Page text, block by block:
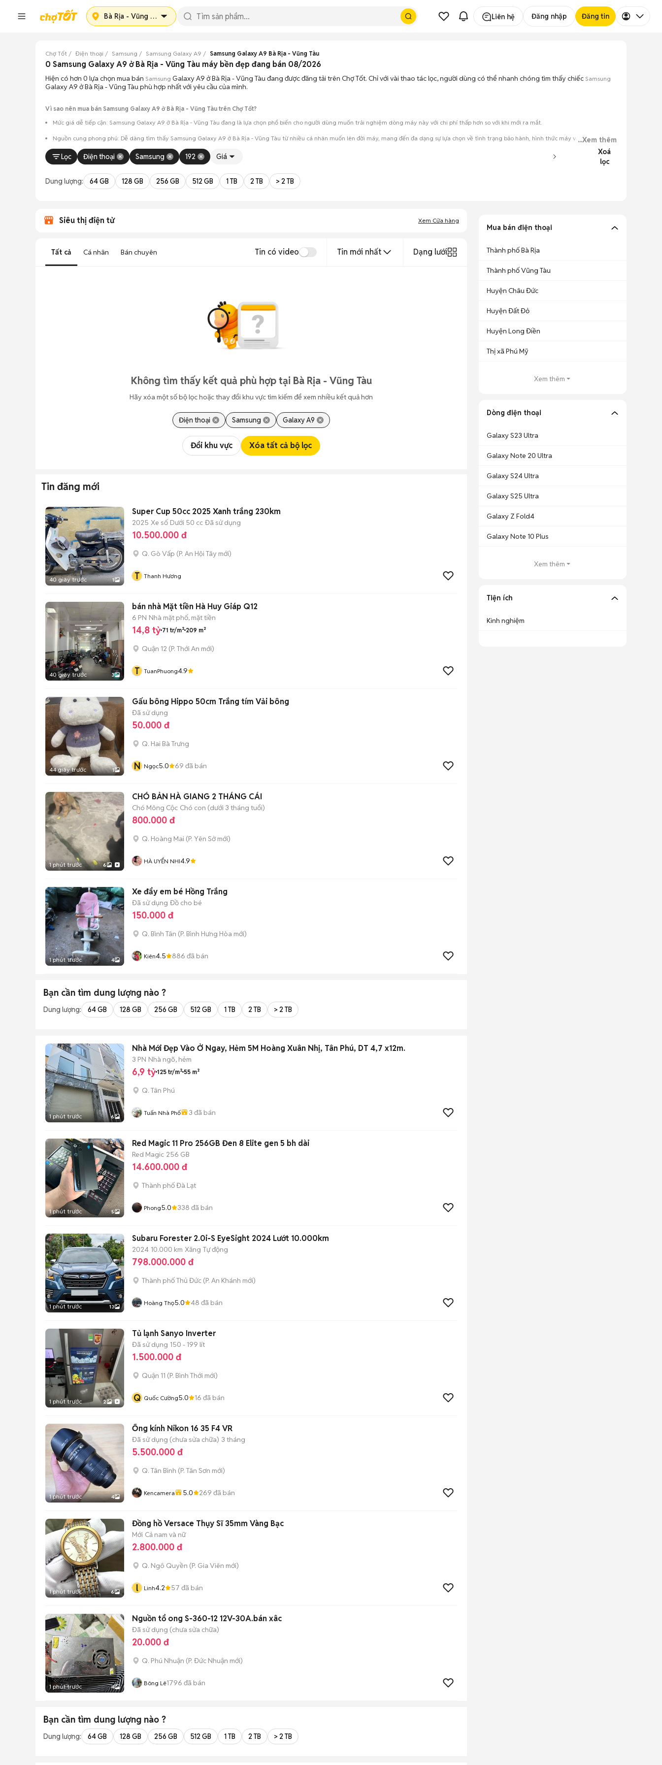
Bà Rịa - Vũng Tàu Liên hệ Đăng nhập Đăng tin
Chợ Tốt Điện thoại Samsung Samsung Galaxy A9 Samsung Galaxy A9 Bà Rịa - Vũng Tàu
0 Samsung Galaxy A9 ở Bà Rịa - Vũng Tàu máy bền đẹp đang bán 08/2026
Hiện có hơn 0 lựa chọn mua bán Samsung Galaxy A9 ở Bà Rịa - Vũng Tàu đang được đăng tải trên Chợ Tốt. Chỉ với vài thao tác lọc, người dùng có thể nhanh chóng tìm thấy chiếc Samsung
Galaxy A9 ở Bà Rịa - Vũng Tàu phù hợp nhất với yêu cầu của mình.
Vì sao nên mua bán Samsung Galaxy A9 ở Bà Rịa - Vũng Tàu trên Chợ Tốt?
Mức giá dễ tiếp cận: Samsung Galaxy A9 ở Bà Rịa - Vũng Tàu đang là lựa chọn phổ biến cho người dùng muốn trải nghiệm dòng máy này với chi phí thấp hơn so với khi mới ra mắt.
Nguồn cung phong phú: Dễ dàng tìm thấy Samsung Galaxy A9 ở Bà Rịa - Vũng Tàu từ nhiều cá nhân muốn lên đời máy, mang đến đa dạng sự lựa chọn về tình trạng bảo hành, hình thức máy và màu sắc.
Giao dịch minh bạch: Việc gặp gỡ trực tiếp giúp người mua đánh giá chính xác hiệu năng thực tế của máy so với mô tả trên tin đăng.
...Xem thêm
Lọc
Điện thoại Samsung 192 Giá
Xoá
lọc
Dung lượng: 64 GB 128 GB 256 GB 512 GB 1 TB 2 TB > 2 TB
Siêu thị điện tử Xem Cửa hàng
Tất cả Cá nhân Bán chuyên Tin có video Tin mới nhất Dạng lưới
Không tìm thấy kết quả phù hợp tại Bà Rịa - Vũng Tàu
Hãy xóa một số bộ lọc hoặc thay đổi khu vực tìm kiếm để xem nhiều kết quả hơn
Điện thoại Samsung Galaxy A9
Đổi khu vực Xóa tất cả bộ lọc
Tin đăng mới
40 giây trước 1
Super Cup 50cc 2025 Xanh trắng 230km
2025 Xe số Dưới 50 cc Đã sử dụng
10.500.000 đ
Q. Gò Vấp (P. An Hội Tây mới)
T Thanh Hương
40 giây trước 3
bán nhà Mặt tiền Hà Huy Giáp Q12
6 PN Nhà mặt phố, mặt tiền
14,8 tỷ 71 tr/m² 209 m²
Quận 12 (P. Thới An mới)
T TuanPhuong4.9
44 giây trước 1
Gấu bông Hippo 50cm Trắng tím Vải bông
Đã sử dụng
50.000 đ
Q. Hai Bà Trưng
N Ngọc5.0 69 đã bán
1 phút trước 6
CHÓ BẢN HÀ GIANG 2 THÁNG CÁI
Chó Mông Cộc Chó con (dưới 3 tháng tuổi)
800.000 đ
Q. Hoàng Mai (P. Yên Sởmới)
HÀ UYỂN NHI4.9
1 phút trước 4
Xe đẩy em bé Hồng Trắng
Đã sử dụng Đồ cho bé
150.000 đ
Q. Bình Tân (P. Bình Hưng Hòa mới)
Kiên4.5 886 đã bán
Bạn cần tìm dung lượng nào ?
Dung lượng: 64 GB 128 GB 256 GB 512 GB 1 TB 2 TB > 2 TB
1 phút trước 6
Nhà Mới Đẹp Vào Ở Ngay, Hẻm 5M Hoàng Xuân Nhị, Tân Phú, DT 4,7 x12m.
3 PN Nhà ngõ, hẻm
6,9 tỷ 125 tr/m² 55 m²
Q. Tân Phú
Tuấn Nhà Phố 3 đã bán
1 phút trước 5
Red Magic 11 Pro 256GB Đen 8 Elite gen 5 bh dài
Red Magic 256 GB
14.600.000 đ
Thành phố Đà Lạt
Phong5.0 338 đã bán
1 phút trước 13
Subaru Forester 2.0i-S EyeSight 2024 Lướt 10.000km
2024 10.000 km Xăng Tự động
798.000.000 đ
Thành phố Thủ Đức (P. An Khánh mới)
Hoàng Thọ5.0 48 đã bán
1 phút trước 2
Tủ lạnh Sanyo Inverter
Đã sử dụng 150 - 199 lít
1.500.000 đ
Quận 11 (P. Bình Thới mới)
Q Quốc Cường5.0 16 đã bán
1 phút trước 4
Ống kính Nikon 16 35 F4 VR
Đã sử dụng (chưa sửa chữa) 3 tháng
5.500.000 đ
Q. Tân Bình (P. Tân Sơn mới)
Kencamera 5.0 269 đã bán
1 phút trước 6
Đồng hồ Versace Thụy Sĩ 35mm Vàng Bạc
Mới Cả nam và nữ
2.800.000 đ
Q. Ngô Quyền (P. Gia Viên mới)
l Linh4.2 57 đã bán
1 phút trước 4
Nguồn tổ ong S-360-12 12V-30A.bán xâc
Đã sử dụng (chưa sửa chữa)
20.000 đ
Q. Phú Nhuận (P. Đức Nhuận mới)
Bông Lê1796 đã bán
Bạn cần tìm dung lượng nào ?
Dung lượng: 64 GB 128 GB 256 GB 512 GB 1 TB 2 TB > 2 TB
Mua bán điện thoại
Thành phố Bà Rịa
Thành phố Vũng Tàu
Huyện Châu Đức
Huyện Đất Đỏ
Huyện Long Điền
Thị xã Phú Mỹ
Xem thêm
Dòng điện thoại
Galaxy S23 Ultra
Galaxy Note 20 Ultra
Galaxy S24 Ultra
Galaxy S25 Ultra
Galaxy Z Fold4
Galaxy Note 10 Plus
Xem thêm
Tiện ích
Kinh nghiệm